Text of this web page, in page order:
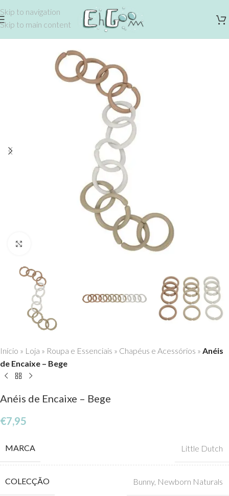
Skip to navigation
Skip to main content
Início » Loja » Roupa e Essenciais » Chapéus e Acessórios » Anéis
de Encaixe – Bege
Anéis de Encaixe – Bege
€7,95
MARCA Little Dutch
COLECÇÃO Bunny, Newborn Naturals